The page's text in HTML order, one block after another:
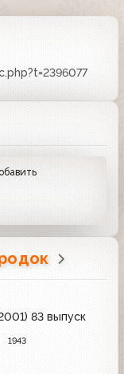
83 выпуск
1943